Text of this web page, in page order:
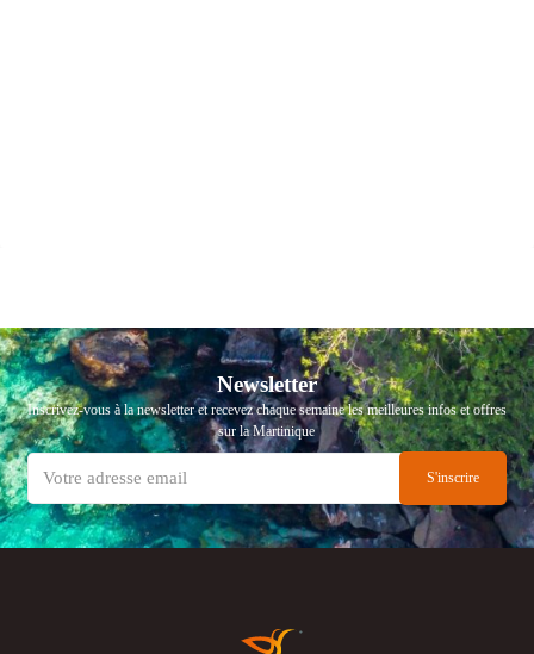
Newsletter
Inscrivez-vous à la newsletter et recevez chaque semaine les meilleures infos et offres
sur la Martinique